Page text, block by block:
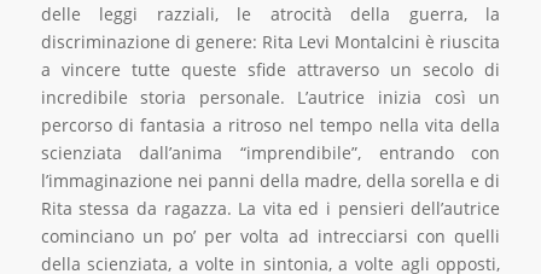
delle leggi razziali, le atrocità della guerra, la
discriminazione di genere: Rita Levi Montalcini è riuscita
a vincere tutte queste sfide attraverso un secolo di
incredibile storia personale. L’autrice inizia così un
percorso di fantasia a ritroso nel tempo nella vita della
scienziata dall’anima “imprendibile”, entrando con
l’immaginazione nei panni della madre, della sorella e di
Rita stessa da ragazza. La vita ed i pensieri dell’autrice
cominciano un po’ per volta ad intrecciarsi con quelli
della scienziata, a volte in sintonia, a volte agli opposti,